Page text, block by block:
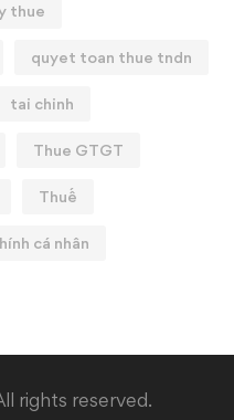
thue
quyet toan thue tndn
tai chinh
Thue GTGT
Thuế
cá nhân
rights reserved.